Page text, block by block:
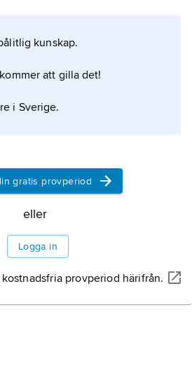
mindre virvlar inordnas
om artikeln
kunskap.
att gilla det!
i Sverige.
gratis provperiod
eller
Logga in
provperiod härifrån.